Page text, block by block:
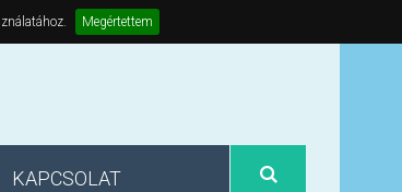
Megértettem
KAPCSOLAT